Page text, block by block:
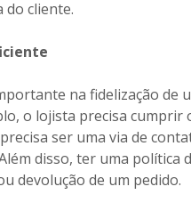
do cliente.
na fidelização de
o lojista precisa cumprir
ser uma via de
disso, ter uma
devolução de um pedido.